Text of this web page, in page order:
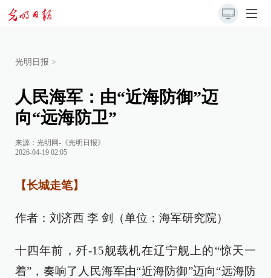
光明日报 >
人民海军：由“近海防御”迈
向“远海防卫”
来源： 光明网-《光明日报》
2026-04-19 02:05
【长城走笔】
作者：刘济西 李 剑（单位：海军研究院）
十四年前，歼-15舰载机在辽宁舰上的“惊天一
着”，奏响了人民海军由“近海防御”迈向“远海防